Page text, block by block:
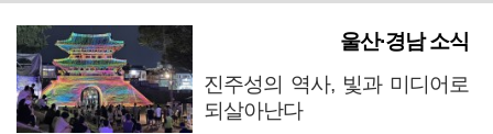
울산·경남 소식
진주성의 역사, 빛과 미디어로
되살아난다